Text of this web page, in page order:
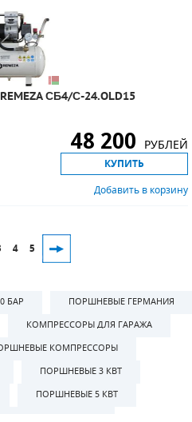
СБ4/С-24.OLD15
48 200 РУБЛЕЙ
КУПИТЬ
Добавить в корзину
4 5
БАР
ПОРШНЕВЫЕ ГЕРМАНИЯ
КОМПРЕССОРЫ ДЛЯ ГАРАЖА
КОМПРЕССОРЫ
ПОРШНЕВЫЕ 3 КВТ
ПОРШНЕВЫЕ 5 КВТ